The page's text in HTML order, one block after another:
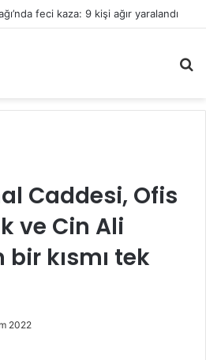
feci kaza: 9 kişi ağır yaralandı
...
Caddesi, Ofis
ve Cin Ali
kısmı tek
2022